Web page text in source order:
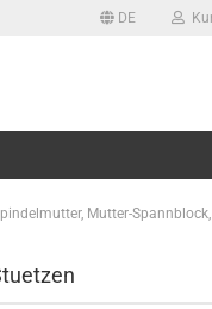
DE
Mutter-